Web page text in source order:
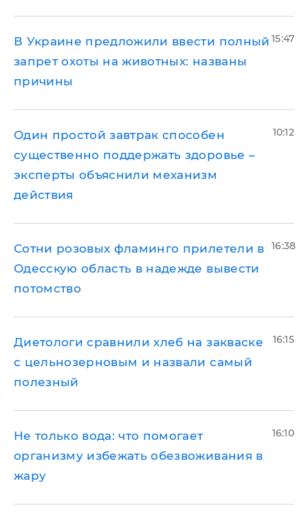
В Украине предложили ввести полный
запрет охоты на животных: названы
причины
15:47
Один простой завтрак способен
существенно поддержать здоровье –
эксперты объяснили механизм
действия
10:12
Сотни розовых фламинго прилетели в
Одесскую область в надежде вывести
потомство
16:38
Диетологи сравнили хлеб на закваске
с цельнозерновым и назвали самый
полезный
16:15
Не только вода: что помогает
организму избежать обезвоживания в
жару
16:10